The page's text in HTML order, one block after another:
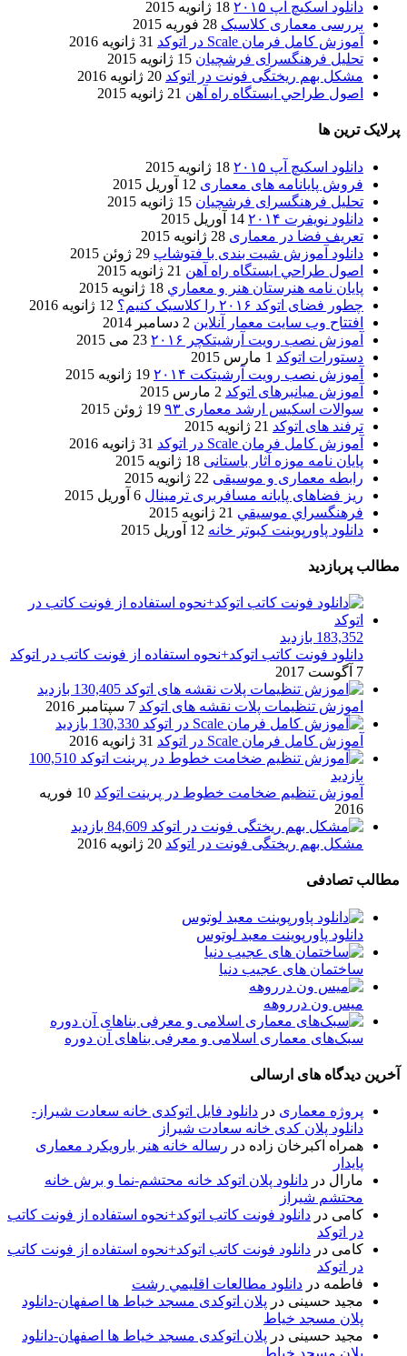
دانلود اسکیچ آپ ۲۰۱۵
18 ژانویه 2015
بررسی معماری کلاسیک 28 فوریه 2015
آموزش کامل فرمان Scale در اتوکد
31 ژانویه 2016
تحلیل فرهنگسرای فرشچیان 15 ژانویه 2015
مشکل بهم ریختگی فونت در اتوکد 20 ژانویه 2016
اصول طراحي ایستگاه راه آهن 21 ژانویه 2015
پرلایک ترین ها
دانلود اسکیچ آپ ۲۰۱۵
18 ژانویه 2015
فروش پایانامه های معماری 12 آوریل 2015
تحلیل فرهنگسرای فرشچیان 15 ژانویه 2015
دانلود نویفرت ۲۰۱۴
14 آوریل 2015
تعریف فضا در معماری 28 ژانویه 2015
دانلود آموزش شیت بندی با فتوشاپ 29 ژوئن 2015
اصول طراحي ایستگاه راه آهن 21 ژانویه 2015
پایان نامه هنرستان هنر و معماري 18 ژانویه 2015
چطور فضای اتوکد ۲۰۱۶ را کلاسیک کنیم؟
12 ژانویه 2016
افتتاح وب سایت معمار آنلاین 2 دسامبر 2014
آموزش نصب رویت آرشیتکچر ۲۰۱۶
23 می 2015
دستورات اتوکد 1 مارس 2015
آموزش نصب رویت آرشیتکت ۲۰۱۴
19 ژانویه 2015
آموزش میانبرهای اتوکد 2 مارس 2015
سوالات اسکیس ارشد معماری ۹۳
19 ژوئن 2015
ترفند های اتوکد 21 ژانویه 2015
آموزش کامل فرمان Scale در اتوکد
31 ژانویه 2016
پایان نامه موزه آثار باستانی 18 ژانویه 2015
رابطه معماری و موسیقی 22 ژانویه 2015
ریز فضاهای پایانه مسافربری ترمینال 6 آوریل 2015
فرهنگسراي موسيقي 21 ژانویه 2015
دانلود پاورپوینت کبوتر خانه 12 آوریل 2015
مطالب پربازدید
183,352 بازدید
دانلود فونت کاتب اتوکد+نحوه استفاده از فونت کاتب در اتوکد
7 آگوست 2017
130,405 بازدید
اموزش تنظیمات پلات نقشه های اتوکد 7 سپتامبر 2016
130,330 بازدید
آموزش کامل فرمان Scale در اتوکد
31 ژانویه 2016
100,510
بازدید
آموزش تنظیم ضخامت خطوط در پرینت اتوکد
10 فوریه
2016
84,609 بازدید
مشکل بهم ریختگی فونت در اتوکد 20 ژانویه 2016
مطالب تصادفی
دانلود پاورپوینت معبد لوتوس
ساختمان های عجیب دنیا
میس ون درروهه
سبک‌های معماری اسلامی و معرفی بناهای آن دوره
آخرین دیدگاه های ارسالی
پروژه معماری در دانلود فایل اتوکدی خانه سعادت شیراز-
دانلود پلان کدی خانه سعادت شیراز
همراه اکبرخان زاده در رساله خانه هنر بارویکرد معماری
پایدار
مارال در دانلود پلان اتوکد خانه محتشم-نما و برش خانه
محتشم شیراز
کامی در دانلود فونت کاتب اتوکد+نحوه استفاده از فونت کاتب
در اتوکد
کامی در دانلود فونت کاتب اتوکد+نحوه استفاده از فونت کاتب
در اتوکد
فاطمه در دانلود مطالعات اقليمي رشت
مجید حسینی در پلان اتوکدی مسجد خیاط ها اصفهان-دانلود
پلان مسجد خیاط
مجید حسینی در پلان اتوکدی مسجد خیاط ها اصفهان-دانلود